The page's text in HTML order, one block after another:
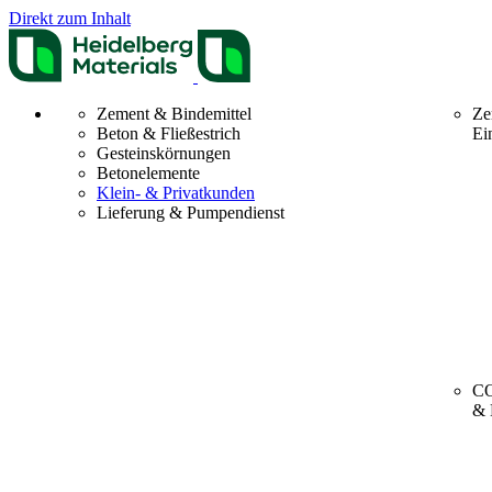
Direkt zum Inhalt
Zement & Bindemittel
Beton & Fließestrich
Gesteinskörnungen
Betonelemente
Klein- & Privatkunden
Lieferung & Pumpendienst
&